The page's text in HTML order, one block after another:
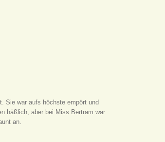
Sie war aufs höchste empört und
häßlich, aber bei Miss Bertram war
an.